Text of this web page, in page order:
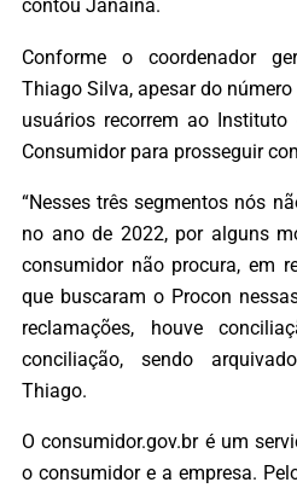
contou Janaina.
Conforme o coordenador
Thiago Silva, apesar do
usuários recorrem ao
Consumidor para prosseguir
“Nesses três segmentos nós
no ano de 2022, por alguns
consumidor não procura, em
que buscaram o Procon
reclamações, houve
conciliação, sendo
Thiago.
O consumidor.gov.br é um
o consumidor e a empresa.